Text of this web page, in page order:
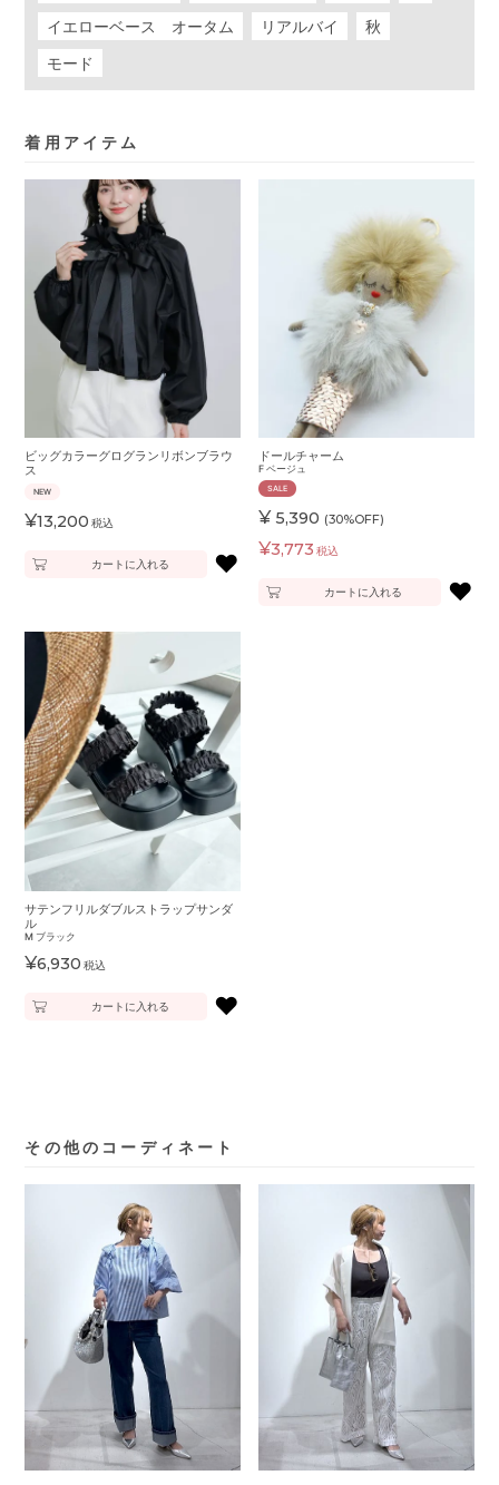
イエローベース オータム
リアルバイ
秋
モード
着用アイテム
ビッグカラーグログランリボンブラウ
ス
NEW
¥13,200 税込
カートに入れる ♥
ドールチャーム
Fベージュ
SALE
¥ 5,390 (30%OFF)
¥3,773 税込
カートに入れる ♥
サテンフリルダブルストラップサンダ
ル
M ブラック
¥6,930 税込
カートに入れる ♥
その他のコーディネート